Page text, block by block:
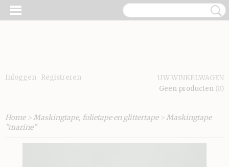
Inloggen Registreren
UW WINKELWAGEN
Geen producten (0)
Home>Maskingtape, folietape en glittertape>Maskingtape
"marine"